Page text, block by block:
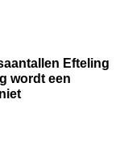
Efteling
wordt een